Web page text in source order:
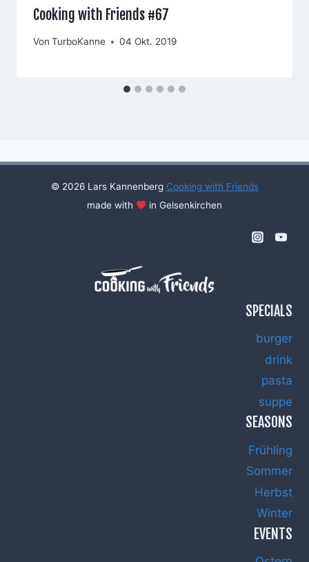
Cooking with Friends #67
Von TurboKanne 04 Okt. 2019
© 2026 Lars Kannenberg Cooking with Friends
made with
in Gelsenkirchen
SPECIALS
burger
drink
pasta
suppe
SEASONS
Frühling
Sommer
Herbst
Winter
EVENTS